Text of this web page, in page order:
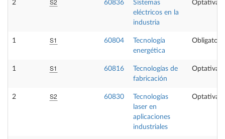
2 60836
Sistemas
eléctricos en la
industria
Optativa
1 S1 60804
Tecnología
energética
Obligatoria
1 S1 60816
Tecnologías de
fabricación
Optativa
2 S2 60830
Tecnologías
laser en
aplicaciones
industriales
Optativa